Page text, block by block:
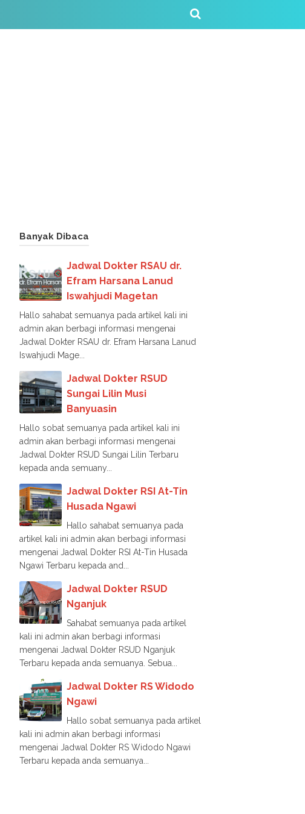
Banyak Dibaca
Jadwal Dokter RSAU dr.
Efram Harsana Lanud
Iswahjudi Magetan
Hallo sahabat semuanya pada artikel kali ini
admin akan berbagi informasi mengenai
Jadwal Dokter RSAU dr. Efram Harsana Lanud
Iswahjudi Mage...
Jadwal Dokter RSUD
Sungai Lilin Musi
Banyuasin
Hallo sobat semuanya pada artikel kali ini
admin akan berbagi informasi mengenai
Jadwal Dokter RSUD Sungai Lilin Terbaru
kepada anda semuany...
Jadwal Dokter RSI At-Tin
Husada Ngawi
Hallo sahabat semuanya pada
artikel kali ini admin akan berbagi informasi
mengenai Jadwal Dokter RSI At-Tin Husada
Ngawi Terbaru kepada and...
Jadwal Dokter RSUD
Nganjuk
Sahabat semuanya pada artikel
kali ini admin akan berbagi informasi
mengenai Jadwal Dokter RSUD Nganjuk
Terbaru kepada anda semuanya. Sebua...
Jadwal Dokter RS Widodo
Ngawi
Hallo sobat semuanya pada artikel
kali ini admin akan berbagi informasi
mengenai Jadwal Dokter RS Widodo Ngawi
Terbaru kepada anda semuanya...